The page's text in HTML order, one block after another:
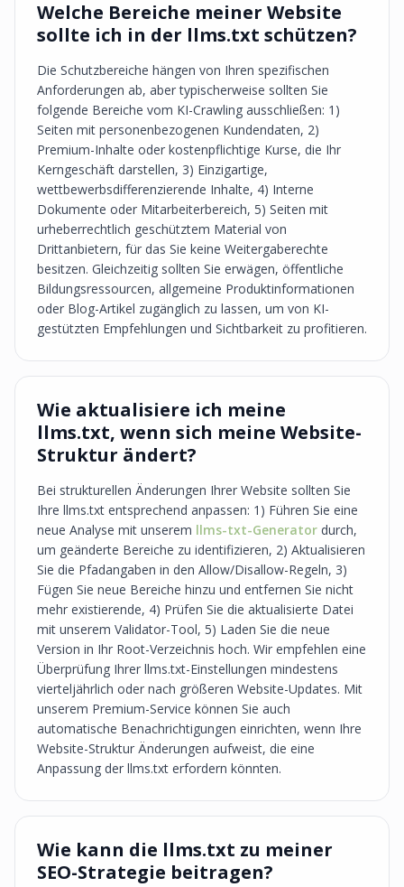
Welche Bereiche meiner Website
sollte ich in der llms.txt schützen?
Die Schutzbereiche hängen von Ihren spezifischen
Anforderungen ab, aber typischerweise sollten Sie
folgende Bereiche vom KI-Crawling ausschließen: 1)
Seiten mit personenbezogenen Kundendaten, 2)
Premium-Inhalte oder kostenpflichtige Kurse, die Ihr
Kerngeschäft darstellen, 3) Einzigartige,
wettbewerbsdifferenzierende Inhalte, 4) Interne
Dokumente oder Mitarbeiterbereich, 5) Seiten mit
urheberrechtlich geschütztem Material von
Drittanbietern, für das Sie keine Weitergaberechte
besitzen. Gleichzeitig sollten Sie erwägen, öffentliche
Bildungsressourcen, allgemeine Produktinformationen
oder Blog-Artikel zugänglich zu lassen, um von KI-
gestützten Empfehlungen und Sichtbarkeit zu profitieren.
Wie aktualisiere ich meine
llms.txt, wenn sich meine Website-
Struktur ändert?
Bei strukturellen Änderungen Ihrer Website sollten Sie
Ihre llms.txt entsprechend anpassen: 1) Führen Sie eine
neue Analyse mit unserem llms-txt-Generator durch,
um geänderte Bereiche zu identifizieren, 2) Aktualisieren
Sie die Pfadangaben in den Allow/Disallow-Regeln, 3)
Fügen Sie neue Bereiche hinzu und entfernen Sie nicht
mehr existierende, 4) Prüfen Sie die aktualisierte Datei
mit unserem Validator-Tool, 5) Laden Sie die neue
Version in Ihr Root-Verzeichnis hoch. Wir empfehlen eine
Überprüfung Ihrer llms.txt-Einstellungen mindestens
vierteljährlich oder nach größeren Website-Updates. Mit
unserem Premium-Service können Sie auch
automatische Benachrichtigungen einrichten, wenn Ihre
Website-Struktur Änderungen aufweist, die eine
Anpassung der llms.txt erfordern könnten.
Wie kann die llms.txt zu meiner
SEO-Strategie beitragen?